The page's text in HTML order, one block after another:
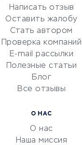
работы
Написать отзыв
Оставить жалобу
Стать автором
Проверка компаний
E-mail рассылки
Полезные статьи
Блог
Все отзывы
О НАС
О нас
Наша миссия